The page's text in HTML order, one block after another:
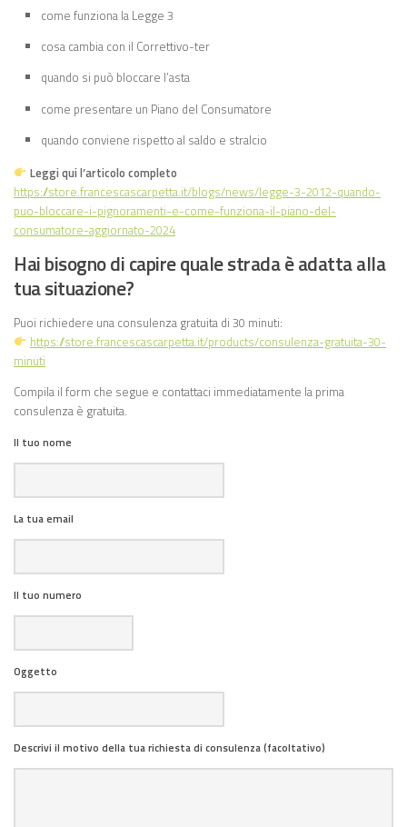
come funziona la Legge 3
cosa cambia con il Correttivo-ter
quando si può bloccare l’asta
come presentare un Piano del Consumatore
quando conviene rispetto al saldo e stralcio
Leggi qui l’articolo completo
https://store.francescascarpetta.it/blogs/news/legge-3-2012-quando-
puo-bloccare-i-pignoramenti-e-come-funziona-il-piano-del-
consumatore-aggiornato-2024
Hai bisogno di capire quale strada è adatta alla
tua situazione?
Puoi richiedere una consulenza gratuita di 30 minuti:
https://store.francescascarpetta.it/products/consulenza-gratuita-30-
minuti
Compila il form che segue e contattaci immediatamente la prima
consulenza è gratuita.
Il tuo nome
La tua email
Il tuo numero
Oggetto
Descrivi il motivo della tua richiesta di consulenza (facoltativo)